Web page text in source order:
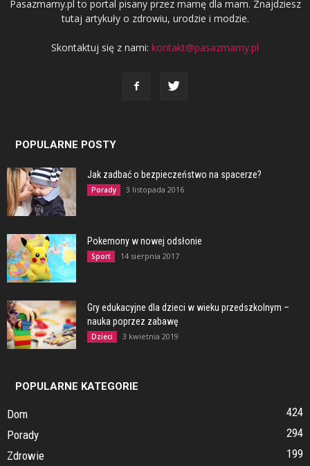
Pasazmamy.pl to portal pisany przez mamę dla mam. Znajdziesz
tutaj artykuły o zdrowiu, urodzie i modzie.
Skontaktuj się z nami: kontakt@pasazmamy.pl
POPULARNE POSTY
Jak zadbać o bezpieczeństwo na spacerze?
Porady 3 listopada 2016
Pokemony w nowej odsłonie
Sport 14 sierpnia 2017
Gry edukacyjne dla dzieci w wieku przedszkolnym –
nauka poprzez zabawę
Dzieci 3 kwietnia 2019
POPULARNE KATEGORIE
Dom
424
Porady
294
Zdrowie
199